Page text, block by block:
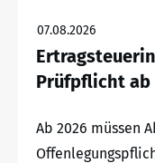
07.08.2026
Prüfpflicht ab
Ab 2026 müssen